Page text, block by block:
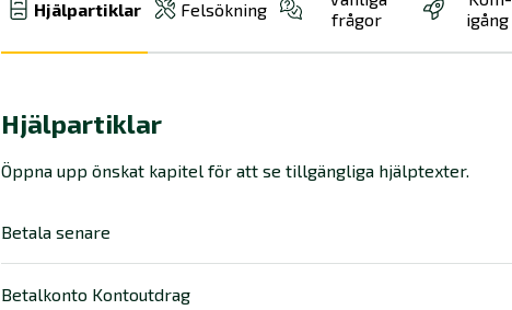
Hjälpartiklar Felsökning
frågor
igång
Hjälpartiklar
Öppna upp önskat kapitel för att se tillgängliga hjälptexter.
Betala senare
Betalkonto Kontoutdrag